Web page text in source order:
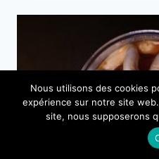
Nous utilisons des cookies
expérience sur notre site
site, nous supposerons